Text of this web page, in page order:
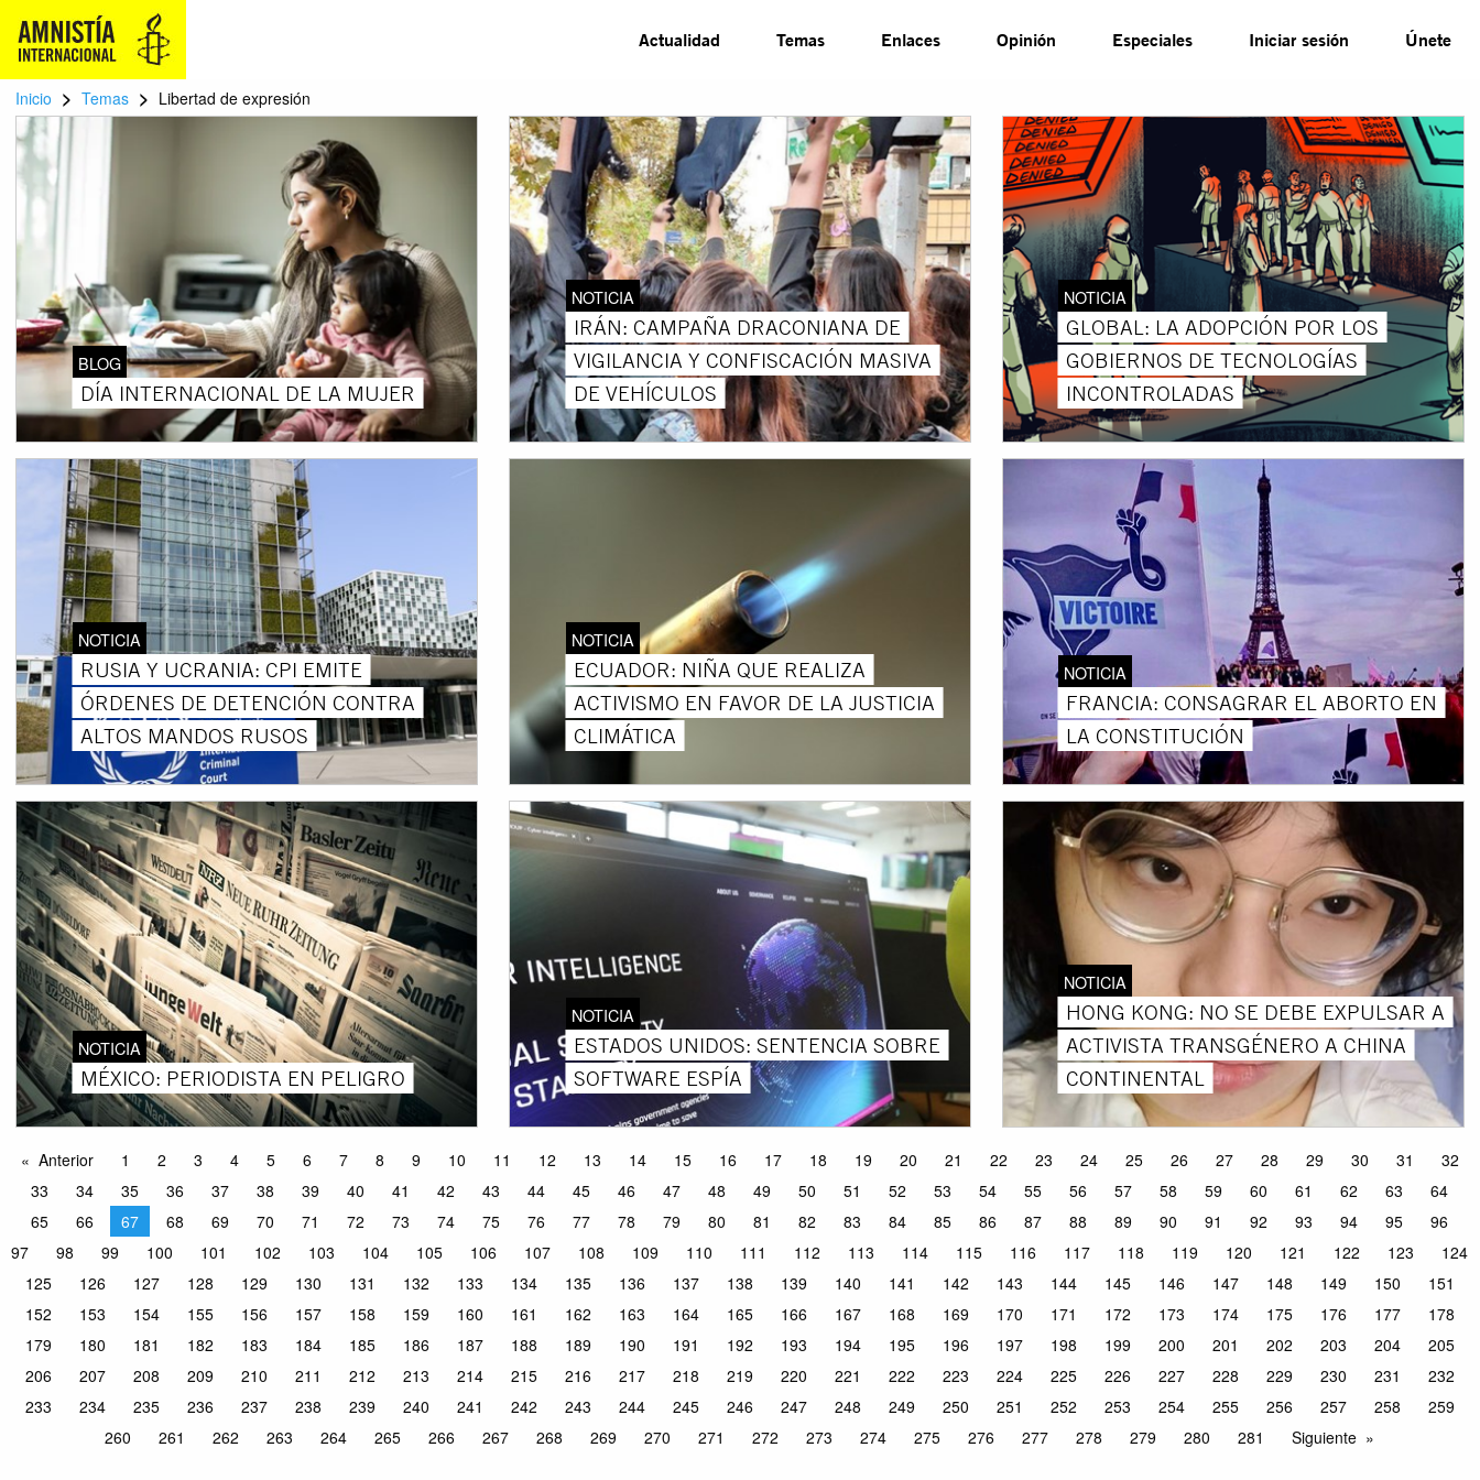
Actualidad Temas Enlaces Opinión Especiales Iniciar sesión Únete
Inicio > Temas > Libertad de expresión
BLOG
DÍA INTERNACIONAL DE LA MUJER
NOTICIA
IRÁN: CAMPAÑA DRACONIANA DE
VIGILANCIA Y CONFISCACIÓN MASIVA
DE VEHÍCULOS
NOTICIA
GLOBAL: LA ADOPCIÓN POR LOS
GOBIERNOS DE TECNOLOGÍAS
INCONTROLADAS
NOTICIA
RUSIA Y UCRANIA: CPI EMITE
ÓRDENES DE DETENCIÓN CONTRA
ALTOS MANDOS RUSOS
NOTICIA
ECUADOR: NIÑA QUE REALIZA
ACTIVISMO EN FAVOR DE LA JUSTICIA
CLIMÁTICA
NOTICIA
FRANCIA: CONSAGRAR EL ABORTO EN
LA CONSTITUCIÓN
NOTICIA
MÉXICO: PERIODISTA EN PELIGRO
NOTICIA
ESTADOS UNIDOS: SENTENCIA SOBRE
SOFTWARE ESPÍA
NOTICIA
HONG KONG: NO SE DEBE EXPULSAR A
ACTIVISTA TRANSGÉNERO A CHINA
CONTINENTAL
Anterior 1 2 3 4 5 6 7 8 9 10 11 12 13 14 15 16 17 18 19 20 21 22 23 24 25 26 27 28 29 30 31
32
33
34 35 36 37 38 39 40 41 42 43 44 45 46 47 48 49 50 51 52 53 54 55 56 57 58 59 60 61 62 63
64
65
66 67 68 69 70 71 72 73 74 75 76 77 78 79 80 81 82 83 84 85 86 87 88 89 90 91 92 93 94 95
96
97
98 99 100 101 102 103 104 105 106 107 108 109 110 111 112 113 114 115 116 117 118 119 120 121 122 123
124
125
126 127 128 129 130 131 132 133 134 135 136 137 138 139 140 141 142 143 144 145 146 147 148 149 150
151
152
153 154 155 156 157 158 159 160 161 162 163 164 165 166 167 168 169 170 171 172 173 174 175 176 177
178
179
180 181 182 183 184 185 186 187 188 189 190 191 192 193 194 195 196 197 198 199 200 201 202 203 204
205
206
207 208 209 210 211 212 213 214 215 216 217 218 219 220 221 222 223 224 225 226 227 228 229 230 231
232
233
234 235 236 237 238 239 240 241 242 243 244 245 246 247 248 249 250 251 252 253 254 255 256 257 258
259
260
261 262 263 264 265 266 267 268 269 270 271 272 273 274 275 276 277 278 279 280 281 Siguiente